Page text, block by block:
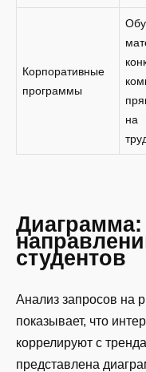
Корпоративные
программы
на
студентов
Анализ запросов на
показывает, что
коррелируют с
представлена